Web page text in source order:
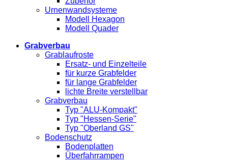
Urnenwandsysteme
Modell Hexagon
Modell Quader
Grabverbau
Grablaufroste
Ersatz- und Einzelteile
für kurze Grabfelder
für lange Grabfelder
lichte Breite verstellbar
Grabverbau
Typ "ALU-Kompakt"
Typ "Hessen-Serie"
Typ "Oberland GS"
Bodenschutz
Bodenplatten
Überfahrrampen